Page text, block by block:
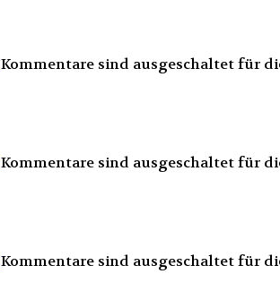
Kommentare sind ausgeschaltet für
Kommentare sind ausgeschaltet für
Kommentare sind ausgeschaltet für